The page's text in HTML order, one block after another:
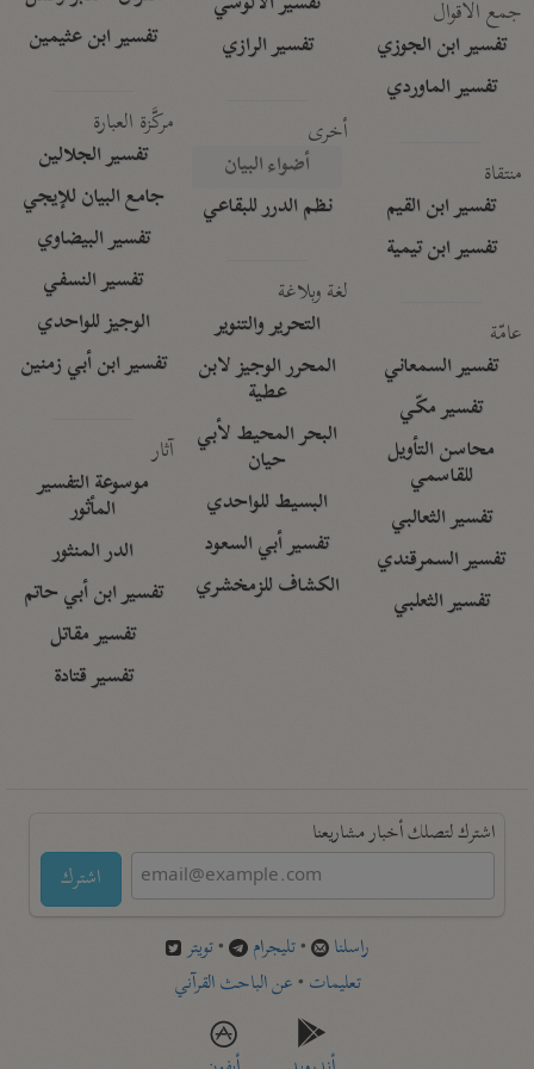
جمع الأقوال
تفسير ابن الجوزي
تفسير الماوردي
منتقاة
تفسير ابن القيم
تفسير ابن تيمية
عامّة
تفسير السمعاني
تفسير مكّي
محاسن التأويل
للقاسمي
تفسير الثعالبي
تفسير السمرقندي
تفسير الثعلبي
تفسير الرازي
أخرى
أضواء البيان
نظم الدرر للبقاعي
لغة وبلاغة
التحرير والتنوير
المحرر الوجيز لابن
عطية
البحر المحيط لأبي
حيان
البسيط للواحدي
تفسير أبي السعود
الكشاف للزمخشري
تفسير ابن عثيمين
مركَّزة العبارة
تفسير الجلالين
جامع البيان للإيجي
تفسير البيضاوي
تفسير النسفي
الوجيز للواحدي
تفسير ابن أبي زمنين
آثار
موسوعة التفسير
المأثور
الدر المنثور
تفسير ابن أبي حاتم
تفسير مقاتل
تفسير قتادة
اشترك لتصلك أخبار مشاريعنا
اشترك
راسلنا •تليجرام •تويتر
تعليمات •عن الباحث القرآني